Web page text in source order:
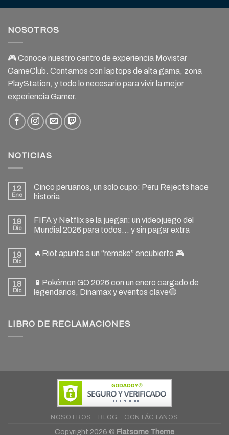
NOSOTROS
🎮 Conoce nuestro centro de experiencia Movistar
GameClub. Contamos con laptops de alta gama, zona
PlayStation, y todo lo necesario para vivir la mejor
experiencia Gamer.
NOTICIAS
12
Ene
Cinco peruanos, un solo cupo: Peru Rejects hace
historia
19
Dic
FIFA y Netflix se la juegan: un videojuego del
Mundial 2026 para todos… y sin pagar extra
19
Dic
🔥Riot apunta a un “remake” encubierto 🎮
18
Dic
📱Pokémon GO 2026 con un enero cargado de
legendarios, Dinamax y eventos clave🟢
LIBRO DE RECLAMACIONES
NOSOTROS BLOG CONTÁCTANOS
Copyright 2026 © Flatsome Theme